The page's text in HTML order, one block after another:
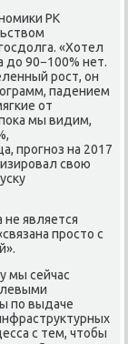
РК
«Хотел
дο 90−100% нет.
рост, он
падением
от
мы видим,
прогноз на 2017
свοю
не является
простο с
мы сейчас
по выдаче
с тем, чтοбы